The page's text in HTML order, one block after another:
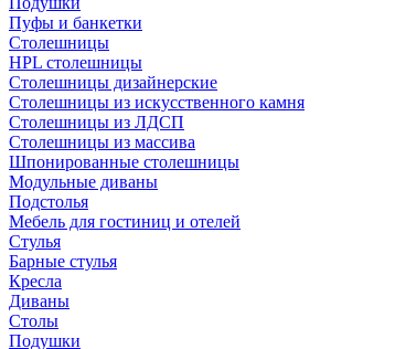
Пуфы и банкетки
Столешницы
HPL столешницы
Столешницы дизайнерские
Столешницы из искусственного камня
Столешницы из ЛДСП
Столешницы из массива
Шпонированные столешницы
Модульные диваны
Подстолья
Мебель для гостиниц и отелей
Стулья
Барные стулья
Кресла
Диваны
Столы
Подушки